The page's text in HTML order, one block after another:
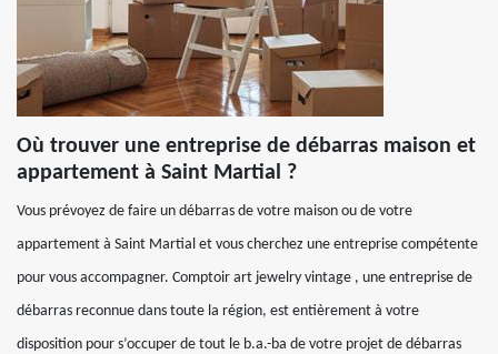
Où trouver une entreprise de débarras maison et
appartement à Saint Martial ?
Vous prévoyez de faire un débarras de votre maison ou de votre
appartement à Saint Martial et vous cherchez une entreprise compétente
pour vous accompagner. Comptoir art jewelry vintage , une entreprise de
débarras reconnue dans toute la région, est entièrement à votre
disposition pour s’occuper de tout le b.a.-ba de votre projet de débarras